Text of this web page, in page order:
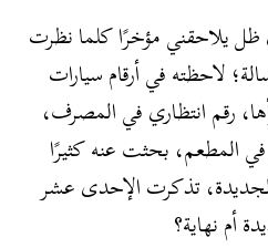
يلاحقني مؤخرًا كلما نظرت
لاحظته في أرقام سيارات
رقم انتظاري في المصرف،
المطعم، بحثت عنه كثيرًا
تذكرت الإحدى عشر
أم نهاية؟